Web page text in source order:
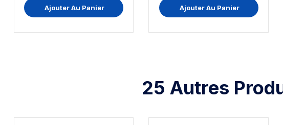
Ajouter Au Panier Ajouter Au Panier
25 Autres